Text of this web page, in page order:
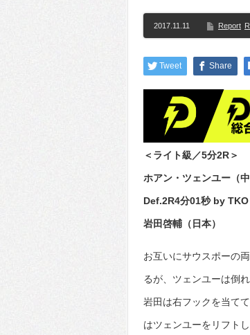
2017.11.11 Report
Tweet Share
＜ライト級／5分2R＞
ホアン・ツェンユー（中
Def.2R4分01秒 by TKO
岩田啓輔（日本）
お互いにサウスポーの
るが、ツェンユーは倒
岩田は右フックを当て
はツェンユーをリフト